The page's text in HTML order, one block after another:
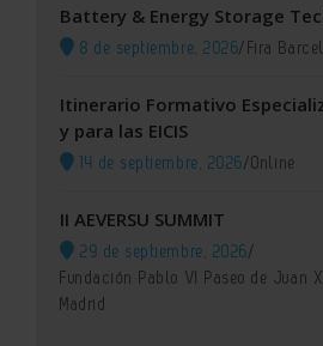
Battery & Energy Storage
8 de septiembre, 2026/ Fira
Itinerario Formativo
y para las EICIS
14 de septiembre, 2026/Online
II AEVERSU SUMMIT
29 de septiembre, 2026/
Fundación Pablo VI Paseo de Juan
Madrid